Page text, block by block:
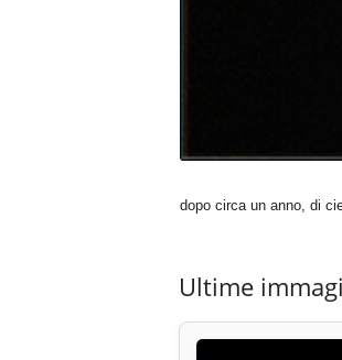
dopo circa un anno, di
Ultime